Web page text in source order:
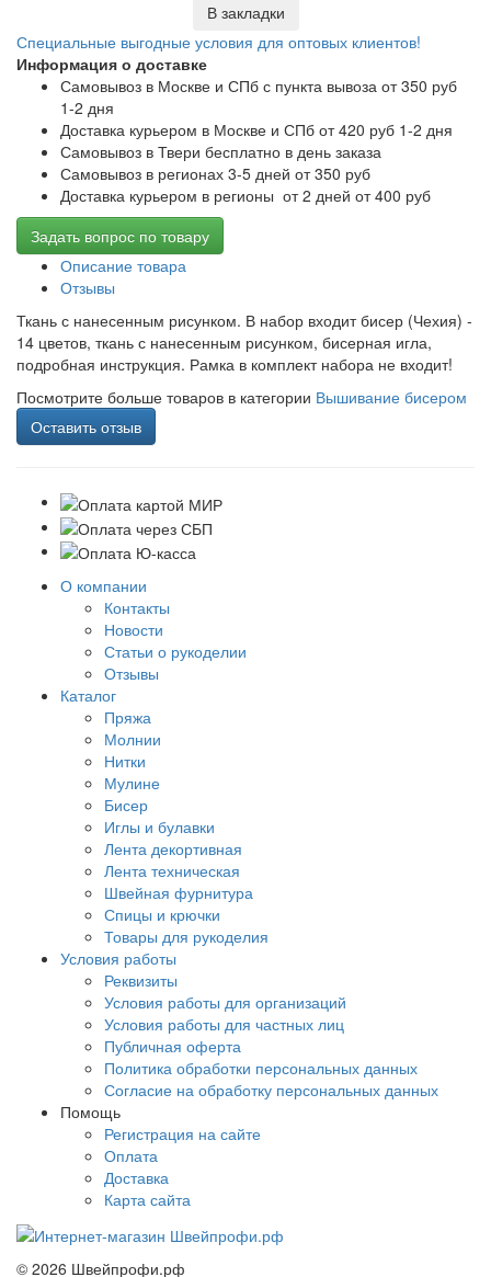
В закладки
Специальные выгодные условия для оптовых клиентов!
Информация о доставке
Самовывоз в Москве и СПб с пункта вывоза от 350 руб
1-2 дня
Доставка курьером в Москве и СПб от 420 руб 1-2 дня
Самовывоз в Твери бесплатно в день заказа
Самовывоз в регионах 3-5 дней от 350 руб
Доставка курьером в регионы от 2 дней от 400 руб
Задать вопрос по товару
Описание товара
Отзывы
Ткань с нанесенным рисунком. В набор входит бисер (Чехия) -
14 цветов, ткань с нанесенным рисунком, бисерная игла,
подробная инструкция. Рамка в комплект набора не входит!
Посмотрите больше товаров в категории Вышивание бисером
Оставить отзыв
О компании
Контакты
Новости
Статьи о рукоделии
Отзывы
Каталог
Пряжа
Молнии
Нитки
Мулине
Бисер
Иглы и булавки
Лента декортивная
Лента техническая
Швейная фурнитура
Спицы и крючки
Товары для рукоделия
Условия работы
Реквизиты
Условия работы для организаций
Условия работы для частных лиц
Публичная оферта
Политика обработки персональных данных
Согласие на обработку персональных данных
Помощь
Регистрация на сайте
Оплата
Доставка
Карта сайта
© 2026 Швейпрофи.рф